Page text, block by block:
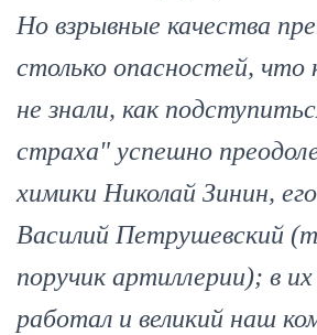
Но взрывные качества
столько опасностей, что
не знали, как
страха" успешно
химики Николай Зинин,
Василий Петрушевский
поручик артиллерии); в
работал и великий наш